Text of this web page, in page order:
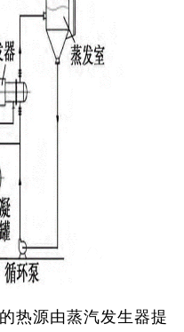
热源由蒸汽发生器提